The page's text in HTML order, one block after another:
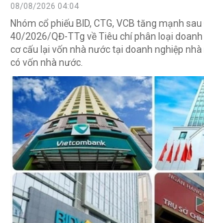
08/08/2026 04:04
Nhóm cổ phiếu BID, CTG, VCB tăng mạnh
40/2026/QĐ-TTg về Tiêu chí phân loại
cơ cấu lại vốn nhà nước tại doanh nghiệp
có vốn nhà nước.